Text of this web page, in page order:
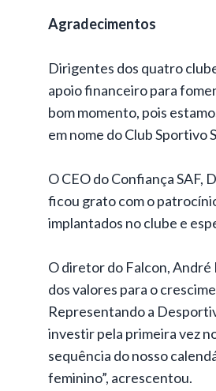
Agradecimentos
Dirigentes dos quatro
apoio financeiro para
bom momento, pois
em nome do Club Sportivo
O CEO do Confiança SAF,
ficou grato com o
implantados no clube e
O diretor do Falcon,
dos valores para o
Representando a
investir pela primeira vez
sequência do nosso
feminino”, acrescentou.